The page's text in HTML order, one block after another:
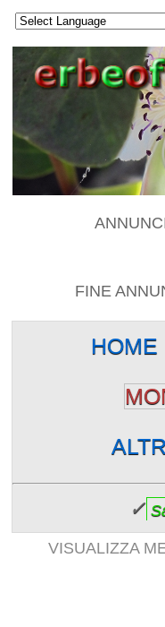
FINE
HOME
✓
VISUALIZZA